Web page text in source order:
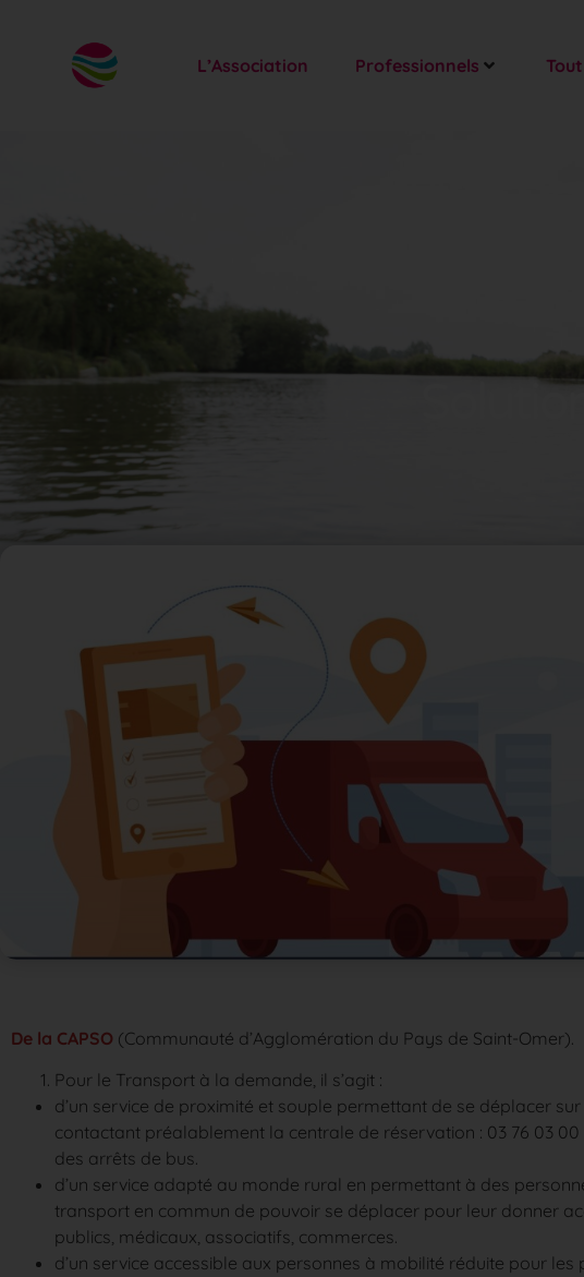
L’Association Professionnels
De la CAPSO (Communauté d’Agglomération du Pays de Saint-Omer).
Pour le Transport à la demande, il s’agit :
d’un service de proximité et souple permettant de se déplacer sur
contactant préalablement la centrale de réservation : 03 76 03
des arrêts de bus.
d’un service adapté au monde rural en permettant à des
transport en commun de pouvoir se déplacer pour leur donner
publics, médicaux, associatifs, commerces.
d’un service accessible aux personnes à mobilité réduite pour